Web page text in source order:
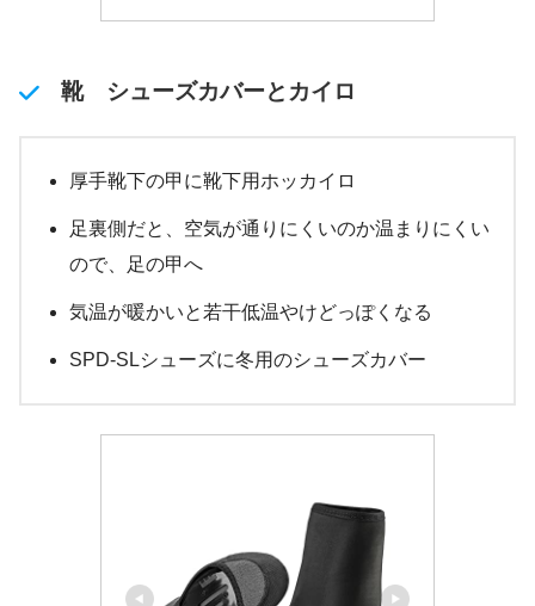
靴 シューズカバーとカイロ
厚手靴下の甲に靴下用ホッカイロ
足裏側だと、空気が通りにくいのか温まりにくい
ので、足の甲へ
気温が暖かいと若干低温やけどっぽくなる
SPD-SLシューズに冬用のシューズカバー